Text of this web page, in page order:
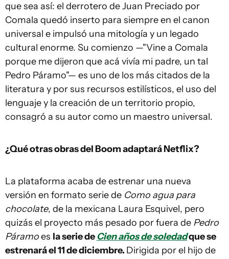
que sea así: el derrotero de Juan Preciado por
Comala quedó inserto para siempre en el canon
universal e impulsó una mitología y un legado
cultural enorme. Su comienzo —"Vine a Comala
porque me dijeron que acá vivía mi padre, un tal
Pedro Páramo"— es uno de los más citados de la
literatura y por sus recursos estilísticos, el uso del
lenguaje y la creación de un territorio propio,
consagró a su autor como un maestro universal.
¿Qué otras obras del Boom adaptará Netflix?
La plataforma acaba de estrenar una nueva
versión en formato serie de Como agua para
chocolate, de la mexicana Laura Esquivel, pero
quizás el proyecto más pesado por fuera de Pedro
Páramoes la serie de Cien años de soledadque se
estrenará el 11 de diciembre. Dirigida por el hijo de